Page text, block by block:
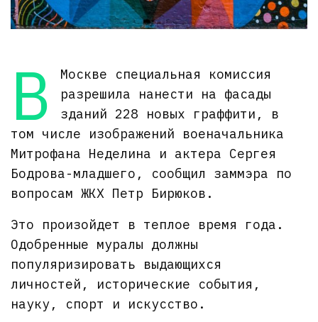
В
Москве специальная комиссия
разрешила нанести на фасады
зданий 228 новых граффити, в
том числе изображений военачальника
Митрофана Неделина и актера Сергея
Бодрова-младшего, сообщил заммэра по
вопросам ЖКХ Петр Бирюков.
Это произойдет в теплое время года.
Одобренные муралы должны
популяризировать выдающихся
личностей, исторические события,
науку, спорт и искусство.